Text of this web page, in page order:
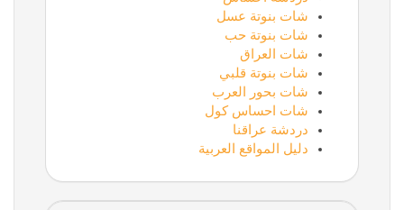
شات بنوتة عسل
شات بنوتة حب
شات العراق
شات بنوتة قلبي
شات بحور العرب
شات احساس كول
دردشة عراقنا
دليل المواقع العربية